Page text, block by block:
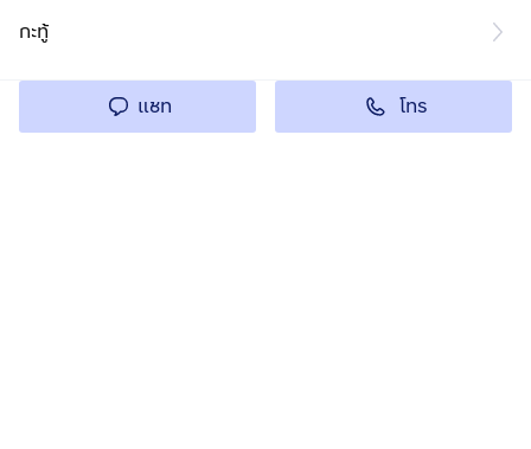
กะทู้
แชท โทร